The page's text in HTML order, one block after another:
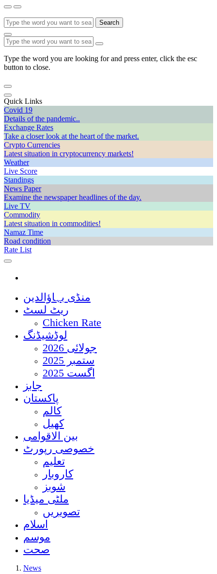
Search
Type the word you are looking for and press enter, click the esc
button to close.
Quick Links
Covid 19
Details of the pandemic..
Exchange Rates
Take a closer look at the heart of the market.
Crypto Currencies
Latest situation in cryptocurrency markets!
Weather
Live Score
Standings
News Paper
Examine the newspaper headlines of the day.
Live TV
Commodity
Latest situation in commodities!
Namaz Time
Road condition
Rate List
منڈی بہاؤالدین
ریٹ لسٹ
Chicken Rate
لوڈشیڈنگ
جولائی 2026
ستمبر 2025
اگست 2025
جابز
پاکستان
کالم
کھیل
بین الاقوامی
خصوصی رپورٹ
تعلیم
کاروبار
شوبز
ملٹی میڈیا
تصویریں
اسلام
موسم
صحت
News